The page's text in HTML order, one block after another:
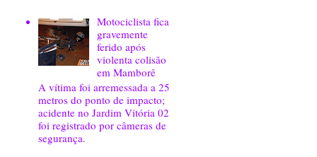
Motociclista fica
gravemente
ferido após
violenta colisão
em Mamborê
A vítima foi arremessada a 25
metros do ponto de impacto;
acidente no Jardim Vitória 02
foi registrado por câmeras de
segurança.